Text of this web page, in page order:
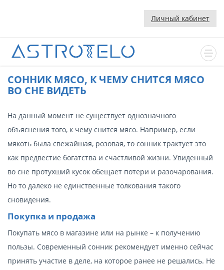
Личный кабинет
CОННИК МЯСО, К ЧЕМУ СНИТСЯ МЯСО
ВО СНЕ ВИДЕТЬ
На данный момент не существует однозначного
объяснения того, к чему снится мясо. Например, если
мякоть была свежайшая, розовая, то сонник трактует это
как предвестие богатства и счастливой жизни. Увиденный
во сне протухший кусок обещает потери и разочарования.
Но то далеко не единственные толкования такого
сновидения.
Покупка и продажа
Покупать мясо в магазине или на рынке – к получению
пользы. Современный сонник рекомендует именно сейчас
принять участие в деле, на которое ранее не решались. Не